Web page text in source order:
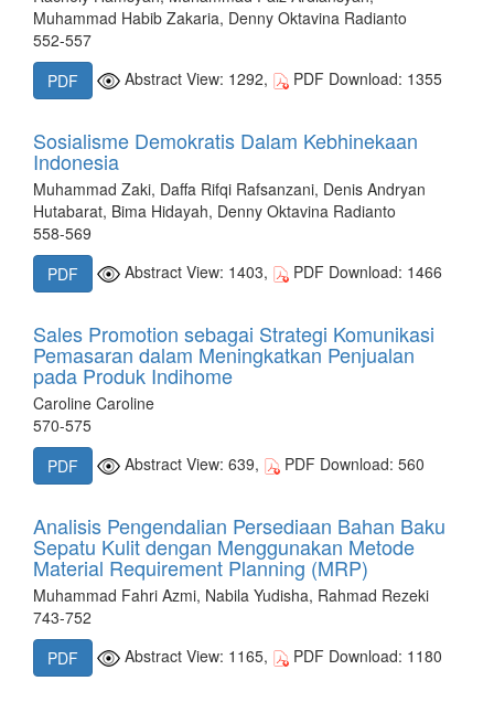
Muhammad Habib Zakaria, Denny Oktavina Radianto
552-557
PDF
Abstract View: 1292, PDF Download: 1355
Sosialisme Demokratis Dalam Kebhinekaan
Indonesia
Muhammad Zaki, Daffa Rifqi Rafsanzani, Denis Andryan
Hutabarat, Bima Hidayah, Denny Oktavina Radianto
558-569
PDF
Abstract View: 1403, PDF Download: 1466
Sales Promotion sebagai Strategi Komunikasi
Pemasaran dalam Meningkatkan Penjualan
pada Produk Indihome
Caroline Caroline
570-575
PDF
Abstract View: 639, PDF Download: 560
Analisis Pengendalian Persediaan Bahan Baku
Sepatu Kulit dengan Menggunakan Metode
Material Requirement Planning (MRP)
Muhammad Fahri Azmi, Nabila Yudisha, Rahmad Rezeki
743-752
PDF
Abstract View: 1165, PDF Download: 1180